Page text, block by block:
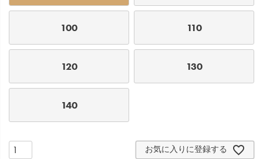
100 110
120 130
140
お気に入りに登録する